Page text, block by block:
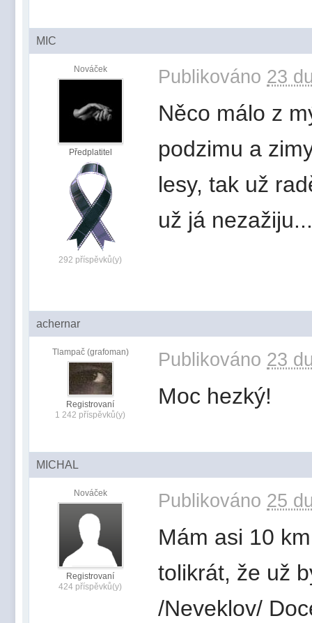
MIC
Nováček
Předplatitel
292 příspěvků(y)
Publikováno 23
Něco málo z
podzimu a
lesy, tak už
už já nezažiju...
achernar
Tlampač (grafoman)
Registrovaní
1 242 příspěvků(y)
Publikováno 23
Moc hezký!
MICHAL
Nováček
Registrovaní
424 příspěvků(y)
Publikováno 25
Mám asi 10
tolikrát, že už
/Neveklov/